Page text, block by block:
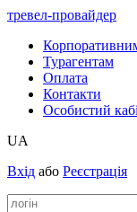
тревел-провайдер
Турагентам
Оплата
Контакти
Особистий
UA
Вхід або Реєстрація